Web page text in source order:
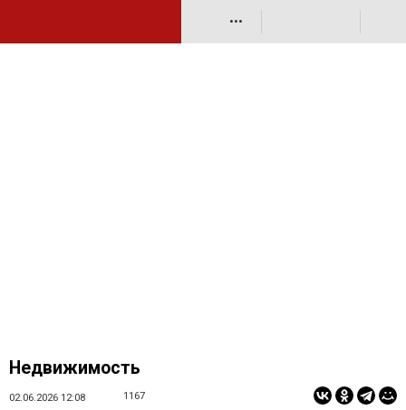
•••
Недвижимость
02.06.2026 12:08 1167